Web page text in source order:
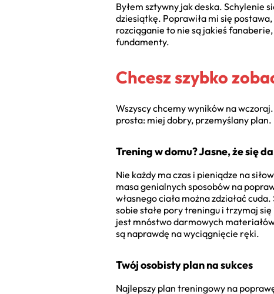
Byłem sztywny jak deska. Schylenie
dziesiątkę. Poprawiła mi się postawa,
rozciąganie to nie są jakieś
fundamenty.
Chcesz szybko
Wszyscy chcemy wyników na
prosta: miej dobry, przemyślany plan.
Trening w domu? Jasne, że się
Nie każdy ma czas i pieniądze na
masa genialnych sposobów na
własnego ciała można zdziałać
sobie stałe pory treningu i trzymaj
jest mnóstwo darmowych
są naprawdę na wyciągnięcie ręki.
Twój osobisty plan na sukces
Najlepszy plan treningowy na